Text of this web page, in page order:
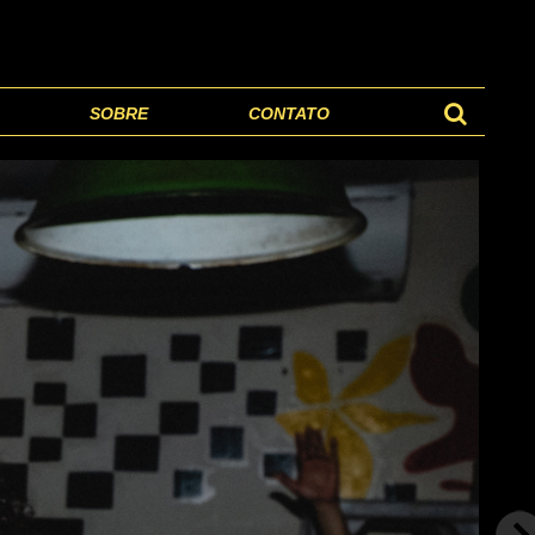
SOBRE CONTATO